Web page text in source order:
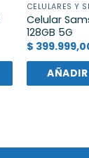
CELULARES Y
Celular
128GB 5G
$